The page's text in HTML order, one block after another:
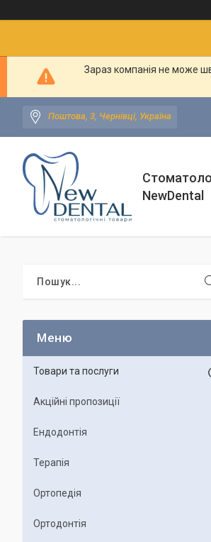
Зараз компанія не може
Поштова, 3, Чернівці, Україна
NewDental
Товари та послуги
Акційні пропозиції
Ендодонтія
Терапія
Ортопедія
Ортодонтія